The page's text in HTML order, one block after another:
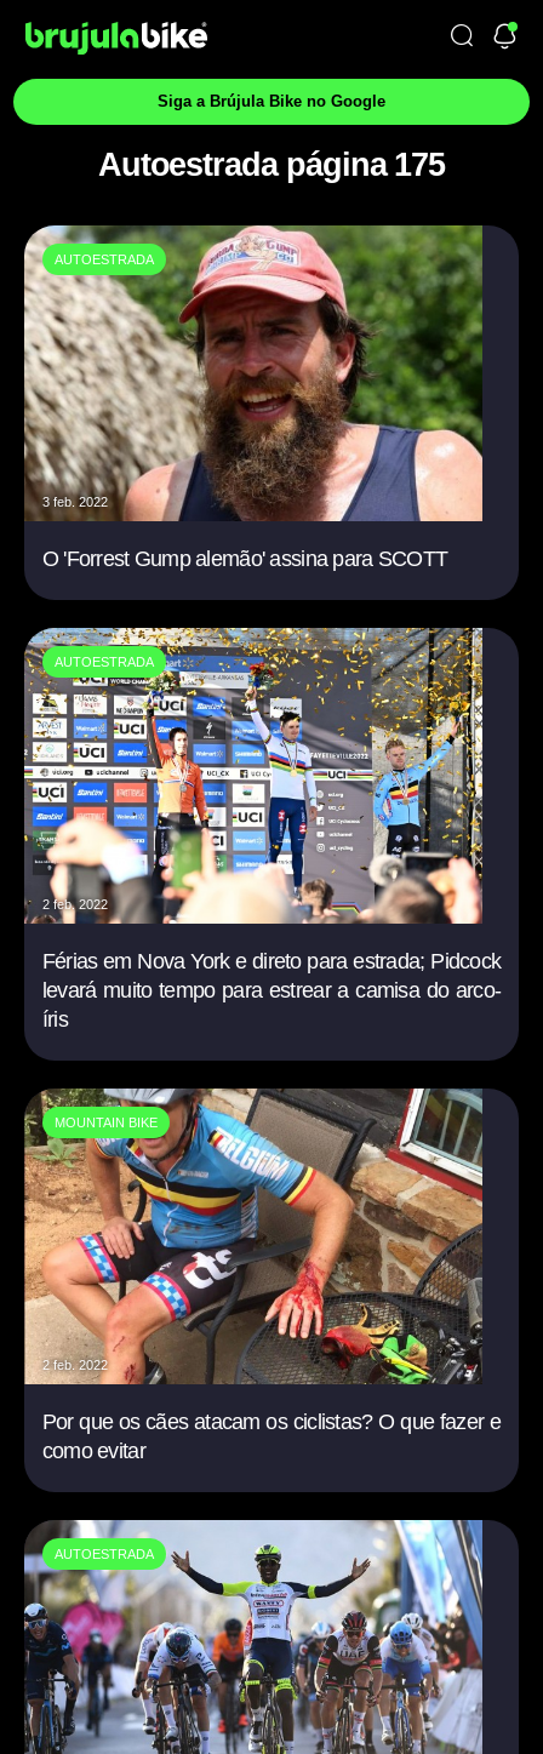
Siga a Brújula Bike no Google
Autoestrada página 175
AUTOESTRADA
3 feb. 2022
O 'Forrest Gump alemão' assina para SCOTT
AUTOESTRADA
2 feb. 2022
Férias em Nova York e direto para estrada; Pidcock
levará muito tempo para estrear a camisa do arco-
íris
MOUNTAIN BIKE
2 feb. 2022
Por que os cães atacam os ciclistas? O que fazer e
como evitar
AUTOESTRADA